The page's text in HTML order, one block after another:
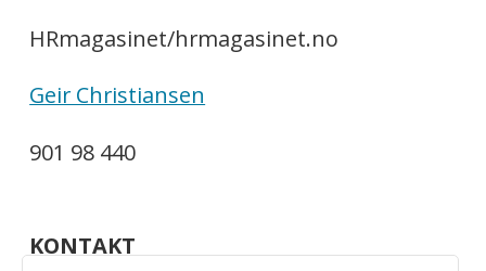
HRmagasinet/hrmagasinet.no
Geir Christiansen
901 98 440
KONTAKT